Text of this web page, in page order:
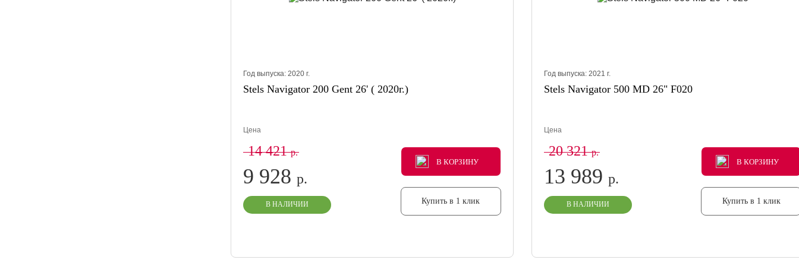
Год выпуска:2020г.
Stels Navigator 200 Gent 26' ( 2020г.)
Цена
14 421р.
9 928р.
В НАЛИЧИИ
В КОРЗИНУ
В КОРЗИНУ
В КОРЗИНУ
Купить в 1 клик
Год выпуска: 2021 г.
Stels Navigator 500 MD 26" F020
Цена
20 321р.
13 989 р.
В НАЛИЧИИ
В КОРЗИНУ
В КОРЗИНУ
В КОРЗИНУ
Купить в 1 клик